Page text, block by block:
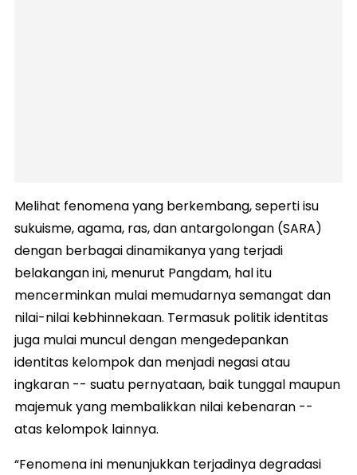
Melihat fenomena yang berkembang, seperti isu
sukuisme, agama, ras, dan antargolongan (SARA)
dengan berbagai dinamikanya yang terjadi
belakangan ini, menurut Pangdam, hal itu
mencerminkan mulai memudarnya semangat dan
nilai-nilai kebhinnekaan. Termasuk politik identitas
juga mulai muncul dengan mengedepankan
identitas kelompok dan menjadi negasi atau
ingkaran -- suatu pernyataan, baik tunggal maupun
majemuk yang membalikkan nilai kebenaran --
atas kelompok lainnya.
“Fenomena ini menunjukkan terjadinya degradasi